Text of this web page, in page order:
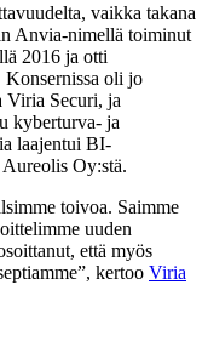
vaikka takana
Anvia-nimellä toiminut
2016 ja otti
Konsernissa oli jo
Viria Securi, ja
kyberturva- ja
laajentui BI-
Oy:stä.
toivoa. Saimme
uuden
että myös
kertoo Viria